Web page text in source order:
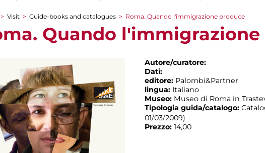
are here
> Visit > Guide-books and catalogues > Roma. Quando l'immigrazione produce
Quando
Autore/curatore:
Dati:
editore: Palombi&Partner
lingua: Italiano
Museo: Museo di Roma in
Tipologia guida/catalogo:
01/03/2009)
Prezzo: 14,00